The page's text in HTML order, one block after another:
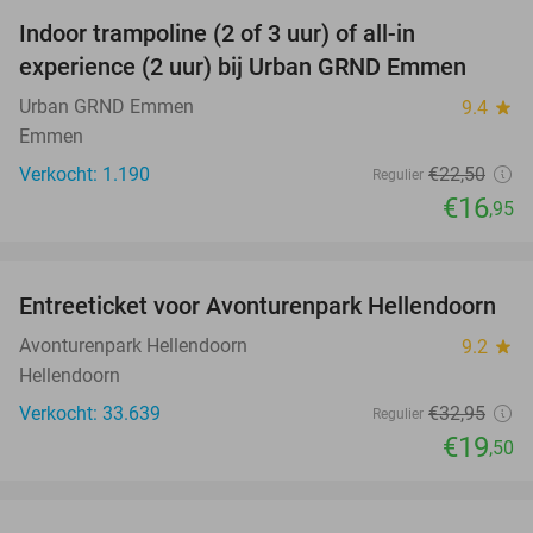
Indoor trampoline (2 of 3 uur) of all-in
experience (2 uur) bij Urban GRND Emmen
Urban GRND Emmen 9.4 star
Emmen
Verkocht: 1.190
Regulier €22,50
€16,95
41%
Entreeticket voor Avonturenpark Hellendoorn
Avonturenpark Hellendoorn 9.2 star
Hellendoorn
Verkocht: 33.639
Regulier €32,95
€19,50